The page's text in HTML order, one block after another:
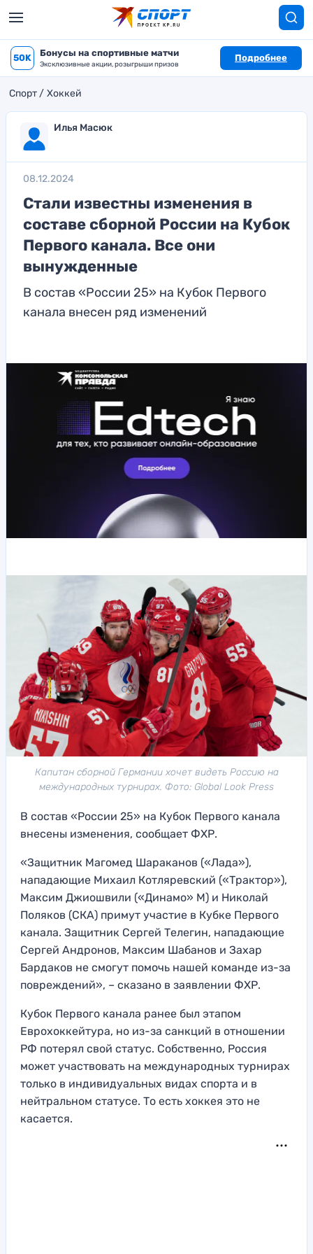
50K Бонусы на спортивные матчи
Эксклюзивные акции, розыгрыши призов
Подробнее
Спорт Хоккей
Илья Масюк
08.12.2024
Стали известны изменения в
составе сборной России на Кубок
Первого канала. Все они
вынужденные
В состав «России 25» на Кубок Первого
канала внесен ряд изменений
Капитан сборной Германии хочет видеть Россию на
международных турнирах. Фото: Global Look Press
В состав «России 25» на Кубок Первого канала
внесены изменения, сообщает ФХР.
«Защитник Магомед Шараканов («Лада»),
нападающие Михаил Котляревский («Трактор»),
Максим Джиошвили («Динамо» М) и Николай
Поляков (СКА) примут участие в Кубке Первого
канала. Защитник Сергей Телегин, нападающие
Сергей Андронов, Максим Шабанов и Захар
Бардаков не смогут помочь нашей команде из-за
повреждений», – сказано в заявлении ФХР.
Кубок Первого канала ранее был этапом
Еврохоккейтура, но из-за санкций в отношении
РФ потерял свой статус. Собственно, Россия
может участвовать на международных турнирах
только в индивидуальных видах спорта и в
нейтральном статусе. То есть хоккея это не
касается.